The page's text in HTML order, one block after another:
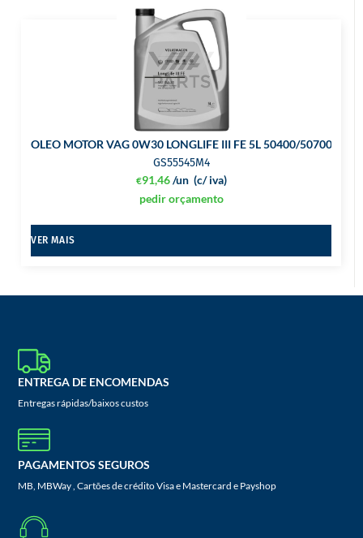
OLEO MOTOR VAG 0W30 LONGLIFE III FE 5L 50400/50700
GS55545M4
€91,46 (c/ iva)
/un
pedir orçamento
VER MAIS
ENTREGA DE ENCOMENDAS
Entregas rápidas/baixos custos
PAGAMENTOS SEGUROS
MB, MBWay , Cartões de crédito Visa e Mastercard e Payshop